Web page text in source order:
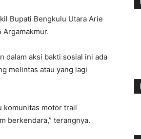
Bupati Bengkulu Utara Arie
dalam aksi bakti sosial ini ada
melintas atau yang lagi
komunitas motor trail
berkendara,” terangnya.